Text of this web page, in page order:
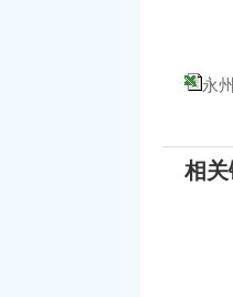
永
相